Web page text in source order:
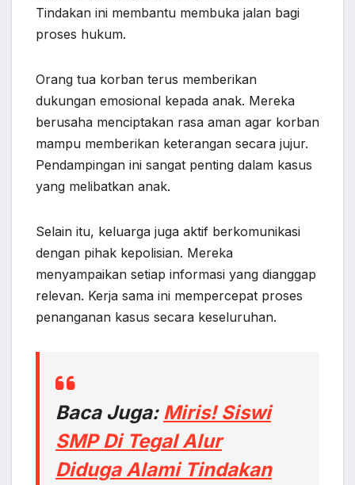
Tindakan ini membantu membuka jalan bagi
proses hukum.
Orang tua korban terus memberikan
dukungan emosional kepada anak. Mereka
berusaha menciptakan rasa aman agar korban
mampu memberikan keterangan secara jujur.
Pendampingan ini sangat penting dalam kasus
yang melibatkan anak.
Selain itu, keluarga juga aktif berkomunikasi
dengan pihak kepolisian. Mereka
menyampaikan setiap informasi yang dianggap
relevan. Kerja sama ini mempercepat proses
penanganan kasus secara keseluruhan.
Baca Juga: Miris! Siswi
SMP Di Tegal Alur
Diduga Alami Tindakan